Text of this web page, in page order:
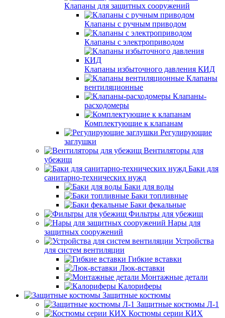
Клапаны для защитных сооружений
Клапаны с ручным приводом
Клапаны с электроприводом
Клапаны избыточного давления КИД
Клапаны
вентиляционные
Клапаны-
расходомеры
Комплектующие к клапанам
Регулирующие
заглушки
Вентиляторы для
убежищ
Баки для
санитарно-технических нужд
Баки для воды
Баки топливные
Баки фекальные
Фильтры для убежищ
Нары для
защитных сооружений
Устройства
для систем вентиляции
Гибкие вставки
Люк-вставки
Монтажные детали
Калориферы
Защитные костюмы
Защитные костюмы Л-1
Костюмы серии КИХ